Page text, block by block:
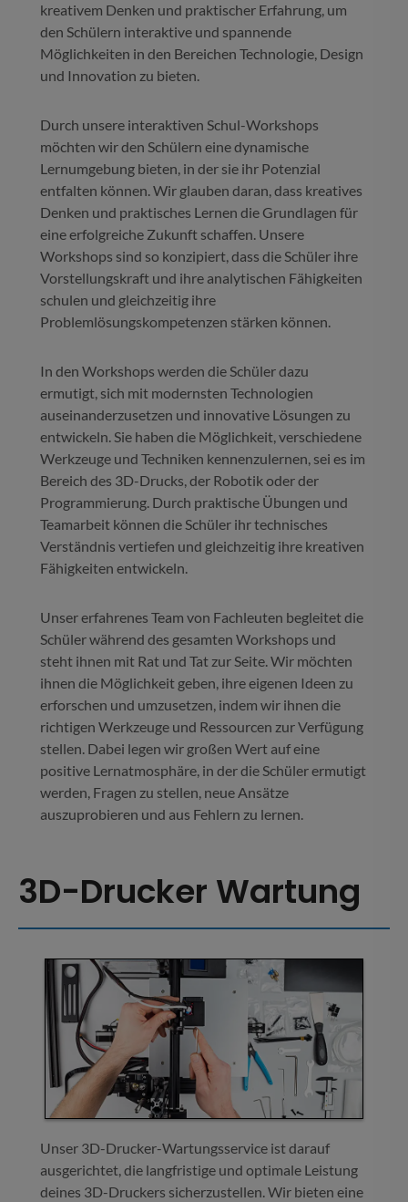
kreativem Denken und praktischer Erfahrung, um
den Schülern interaktive und spannende
Möglichkeiten in den Bereichen Technologie, Design
und Innovation zu bieten.
Durch unsere interaktiven Schul-Workshops
möchten wir den Schülern eine dynamische
Lernumgebung bieten, in der sie ihr Potenzial
entfalten können. Wir glauben daran, dass kreatives
Denken und praktisches Lernen die Grundlagen für
eine erfolgreiche Zukunft schaffen. Unsere
Workshops sind so konzipiert, dass die Schüler ihre
Vorstellungskraft und ihre analytischen Fähigkeiten
schulen und gleichzeitig ihre
Problemlösungskompetenzen stärken können.
In den Workshops werden die Schüler dazu
ermutigt, sich mit modernsten Technologien
auseinanderzusetzen und innovative Lösungen zu
entwickeln. Sie haben die Möglichkeit, verschiedene
Werkzeuge und Techniken kennenzulernen, sei es im
Bereich des 3D-Drucks, der Robotik oder der
Programmierung. Durch praktische Übungen und
Teamarbeit können die Schüler ihr technisches
Verständnis vertiefen und gleichzeitig ihre kreativen
Fähigkeiten entwickeln.
Unser erfahrenes Team von Fachleuten begleitet die
Schüler während des gesamten Workshops und
steht ihnen mit Rat und Tat zur Seite. Wir möchten
ihnen die Möglichkeit geben, ihre eigenen Ideen zu
erforschen und umzusetzen, indem wir ihnen die
richtigen Werkzeuge und Ressourcen zur Verfügung
stellen. Dabei legen wir großen Wert auf eine
positive Lernatmosphäre, in der die Schüler ermutigt
werden, Fragen zu stellen, neue Ansätze
auszuprobieren und aus Fehlern zu lernen.
3D-Drucker Wartung
Unser 3D-Drucker-Wartungsservice ist darauf
ausgerichtet, die langfristige und optimale Leistung
deines 3D-Druckers sicherzustellen. Wir bieten eine